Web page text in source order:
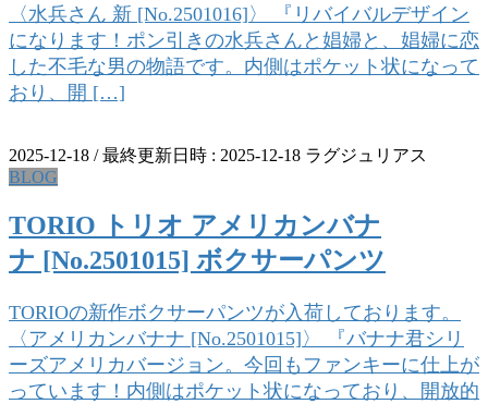
〈水兵さん 新 [No.2501016]〉 『リバイバルデザイン
になります！ポン引きの水兵さんと娼婦と、娼婦に恋
した不毛な男の物語です。内側はポケット状になって
おり、開 […]
2025-12-18 / 最終更新日時 : 2025-12-18 ラグジュリアス
BLOG
TORIO トリオ アメリカンバナ
ナ [No.2501015] ボクサーパンツ
TORIOの新作ボクサーパンツが入荷しております。
〈アメリカンバナナ [No.2501015]〉 『バナナ君シリ
ーズアメリカバージョン。今回もファンキーに仕上が
っています！内側はポケット状になっており、開放的